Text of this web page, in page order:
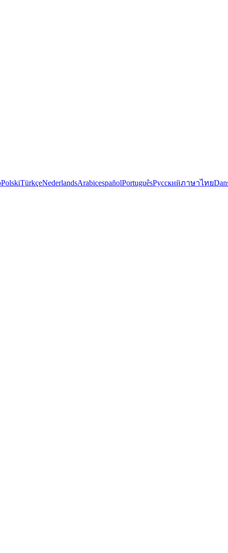
PolskiTürkçeNederlandsArabicespañolPortuguêsРусскийภาษาไทย